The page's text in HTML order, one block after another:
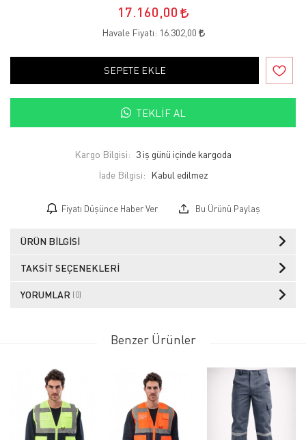
17.160,00
Havale Fiyatı: 16.302,00
SEPETE EKLE
TEKLIF AL
Kargo Bilgisi: 3 iş günü içinde kargoda
İade Bilgisi:
Fiyatı Düşünce Haber Ver Bu Ürünü Paylaş
ÜRÜN BILGISI
TAKSIT SEÇENEKLERI
YORUMLAR (0)
Benzer Ürünler